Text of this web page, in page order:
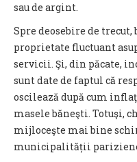
sau de argint.
Spre deosebire de
proprietate fluctuant
servicii. Şi, din păcate,
sunt date de faptul că
oscilează după cum
masele băneşti. Totuşi,
mijloceşte mai bine
municipalității